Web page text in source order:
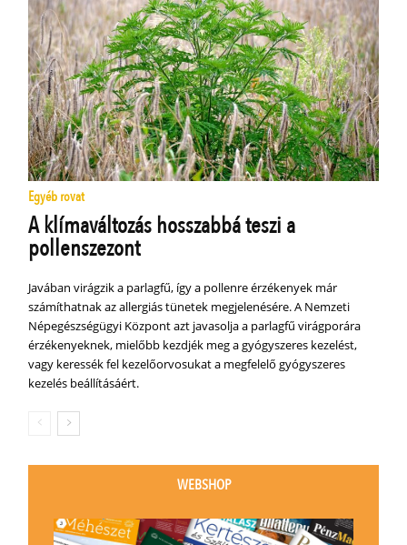
Egyéb rovat
A klímaváltozás hosszabbá teszi a
pollenszezont
Javában virágzik a parlagfű, így a pollenre érzékenyek már
számíthatnak az allergiás tünetek megjelenésére. A Nemzeti
Népegészségügyi Központ azt javasolja a parlagfű virágporára
érzékenyeknek, mielőbb kezdjék meg a gyógyszeres kezelést,
vagy keressék fel kezelőorvosukat a megfelelő gyógyszeres
kezelés beállításáért.
WEBSHOP